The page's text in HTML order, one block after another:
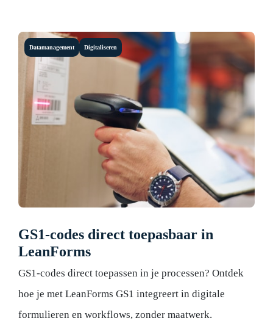
Datamanagement Digitaliseren
GS1-codes direct toepasbaar in
LeanForms
GS1-codes direct toepassen in je processen? Ontdek
hoe je met LeanForms GS1 integreert in digitale
formulieren en workflows, zonder maatwerk.